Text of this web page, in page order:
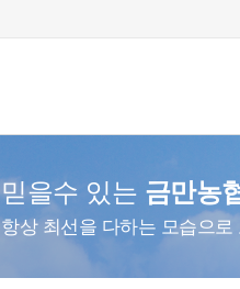
믿을수 있는 금만농
항상 최선을 다하는 모습으